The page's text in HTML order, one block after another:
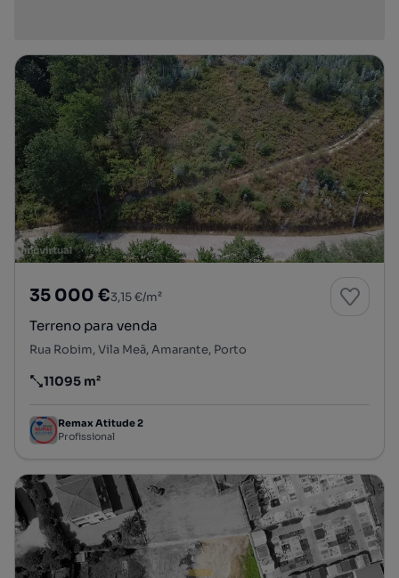
35 000 €3,15 €/m²
Terreno para venda
Rua Robim, Vila Meã, Amarante, Porto
Preço por metro quadrado
11095 m²
Remax Atitude 2
Profissional